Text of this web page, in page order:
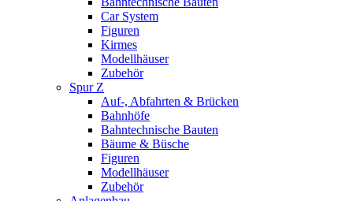
Car System
Figuren
Kirmes
Modellhäuser
Zubehör
Spur Z
Auf-, Abfahrten & Brücken
Bahnhöfe
Bahntechnische Bauten
Bäume & Büsche
Figuren
Modellhäuser
Zubehör